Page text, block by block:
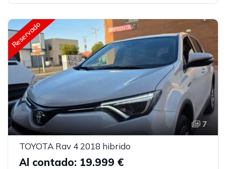
Reservado
7
TOYOTA Rav 4 2018 hibrido
Al contado: 19.999 €